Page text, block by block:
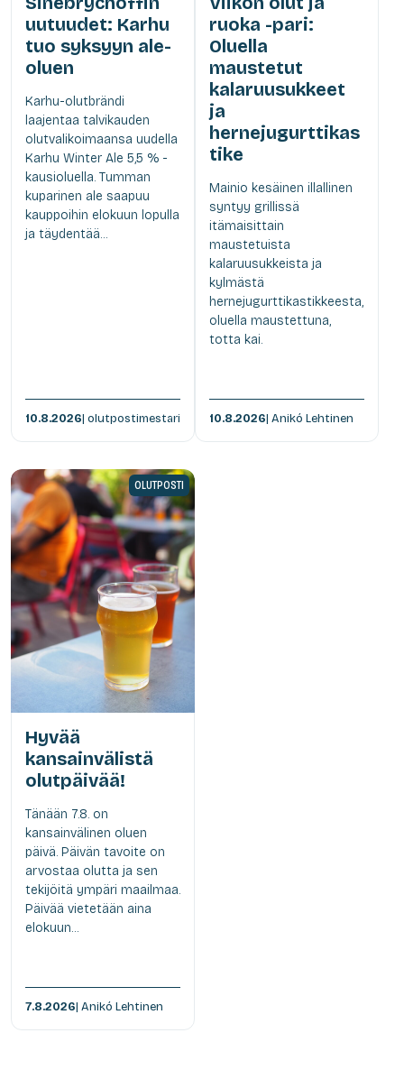
uutuudet: Karhu
tuo syksyyn ale-
oluen
Karhu-olutbrändi
laajentaa talvikauden
olutvalikoimaansa uudella
Karhu Winter Ale 5,5 % -
kausioluella. Tumman
kuparinen ale saapuu
kauppoihin elokuun lopulla
ja täydentää...
10.8.2026| olutpostimestari
ruoka -pari:
Oluella
maustetut
kalaruusukkeet
ja
hernejugurttikas
tike
Mainio kesäinen illallinen
syntyy grillissä
itämaisittain
maustetuista
kalaruusukkeista ja
kylmästä
hernejugurttikastikkeesta,
oluella maustettuna,
totta kai.
10.8.2026| Anikó Lehtinen
OLUTPOSTI
Hyvää
kansainvälistä
olutpäivää!
Tänään 7.8. on
kansainvälinen oluen
päivä. Päivän tavoite on
arvostaa olutta ja sen
tekijöitä ympäri maailmaa.
Päivää vietetään aina
elokuun...
7.8.2026| Anikó Lehtinen